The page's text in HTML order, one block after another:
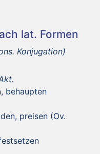
lat. Formen
Konjugation)
behaupten
preisen (Ov.